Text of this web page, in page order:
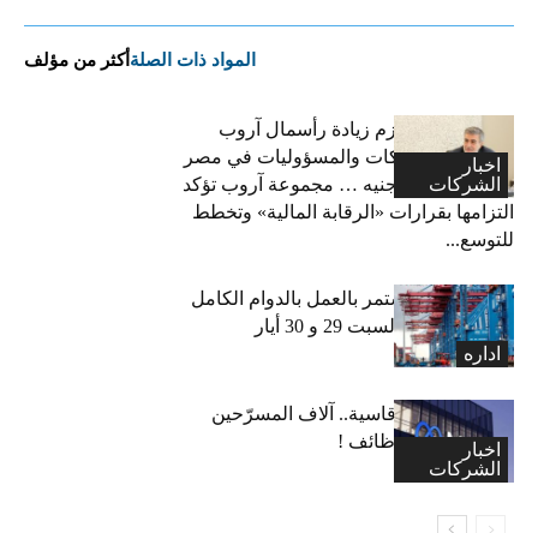
المواد ذات الصلة أكثر من مؤلف
اخبار
الشركات
فاتح بكداش:نعتزم زيادة رأسمال آروب
لتأمينات الممتلكات والمسؤوليات في مصر
إلى 600 مليون جنيه … مجموعة آروب تؤكد
التزامها بقرارات «الرقابة المالية» وتخطط
للتوسع...
اداره
مرفأ بيروت مستمر بالعمل بالدوام الكامل
يومي الجمعة والسبت 29 و 30 أيار
اخبار
الشركات
“ميتا”: قرارات قاسية.. آلاف المسرّحين
وتجميد آلاف الوظائف !